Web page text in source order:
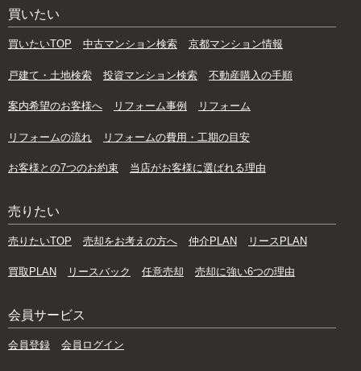
買いたい
買いたいTOP 中古マンション検索 京都マンション情報
戸建て・土地検索 投資マンション検索 不動産購入の手順
案内希望のお客様へ リフォーム事例 リフォーム
リフォームの流れ リフォームの費用・工期の目安
お客様との7つのお約束 当店がお客様に選ばれる理由
売りたい
売りたいTOP 売却をお考えの方へ 仲介PLAN リースPLAN
買取PLAN リースバック 任意売却 売却に強い6つの理由
会員サービス
会員登録 会員ログイン